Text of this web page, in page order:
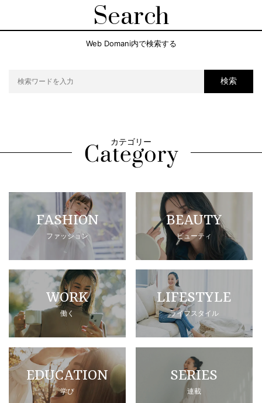
Search
Web Domani内で検索する
検索
カテゴリー
FASHION
ファッション
BEAUTY
ビューティ
WORK
働く
LIFESTYLE
ライフスタイル
EDUCATION
学び
SERIES
連載